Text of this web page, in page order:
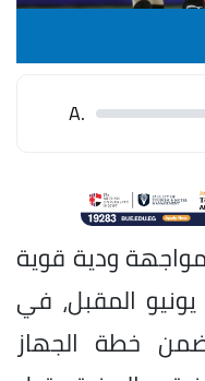
.A
ودية قوية
أمام منتخب البرازيل يوم 6 يونيو المقبل، في
ضمن خطة الجهاز